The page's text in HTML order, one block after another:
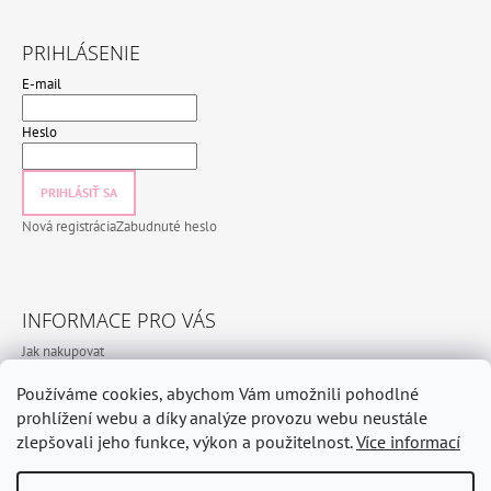
Používáme cookies, abychom Vám umožnili pohodlné
prohlížení webu a díky analýze provozu webu neustále
zlepšovali jeho funkce, výkon a použitelnost.Více informací
PRIHLÁSENIE
E-mail
Heslo
PRIHLÁSIŤ SA
Nová registráciaZabudnuté heslo
INFORMACE PRO VÁS
Jak nakupovat
Podmínky ochrany osobních údajů